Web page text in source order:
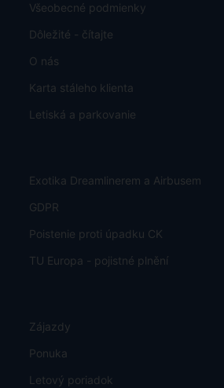
Všeobecné podmienky
Dôležité - čítajte
O nás
Karta stáleho klienta
Letiská a parkovanie
Exotika Dreamlinerem a Airbusem
GDPR
Poistenie proti úpadku CK
TU Europa - pojistné plnění
Zájazdy
Ponuka
Letový poriadok